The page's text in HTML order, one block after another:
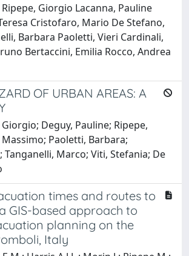
Giorgio Lacanna, Pauline
Cristofaro, Mario De Stefano,
Barbara Paoletti, Vieri Cardinali,
Bertaccini, Emilia Rocco, Andrea
OF URBAN AREAS: A
Deguy, Pauline; Ripepe,
Paoletti, Barbara;
Tanganelli, Marco; Viti, Stefania; De
times and routes to
GIS-based approach to
planning on the
Italy